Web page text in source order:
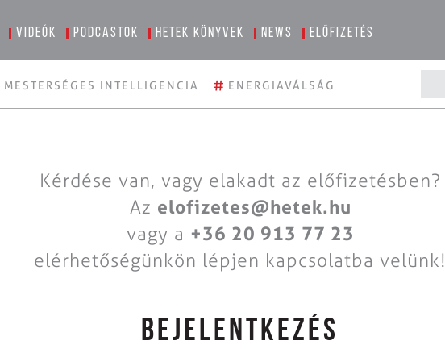
Videók Podcastok Hetek könyvek News Előfizetés
MESTERSÉGES INTELLIGENCIA # ENERGIAVÁLSÁG
Kérdése van, vagy elakadt az előfizetésben?
Az elofizetes@hetek.hu
vagy a +36 20 913 77 23
elérhetőségünkön lépjen kapcsolatba velünk!
BEJELENTKEZÉS